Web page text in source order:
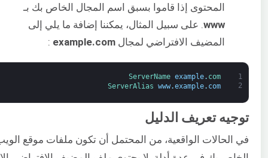
المحتوى إذا قاموا بسبق اسم المجال الخاص بك بـ
www. على سبيل المثال، يمكننا إضافة ما يلي إلى
المضيف الافتراضي لمجال example.com
:
1
2
ServerName example. com
ServerAlias www.example. com
توجيه تعريف الدليل
في الحالات الواقعية، من المحتمل أن تكون ملفات موقع